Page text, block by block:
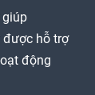
giúp
hỗ trợ
động